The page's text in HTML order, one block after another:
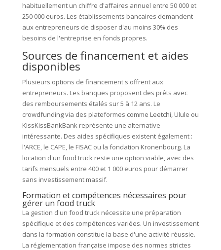
habituellement un chiffre d'affaires annuel entre 50 000 et
250 000 euros. Les établissements bancaires demandent
aux entrepreneurs de disposer d'au moins 30% des
besoins de l'entreprise en fonds propres.
Sources de financement et aides
disponibles
Plusieurs options de financement s'offrent aux
entrepreneurs. Les banques proposent des prêts avec
des remboursements étalés sur 5 à 12 ans. Le
crowdfunding via des plateformes comme Leetchi, Ulule ou
KissKissBankBank représente une alternative
intéressante. Des aides spécifiques existent également :
l'ARCE, le CAPE, le FISAC ou la fondation Kronenbourg. La
location d'un food truck reste une option viable, avec des
tarifs mensuels entre 400 et 1 000 euros pour démarrer
sans investissement massif.
Formation et compétences nécessaires pour
gérer un food truck
La gestion d'un food truck nécessite une préparation
spécifique et des compétences variées. Un investissement
dans la formation constitue la base d'une activité réussie.
La réglementation française impose des normes strictes